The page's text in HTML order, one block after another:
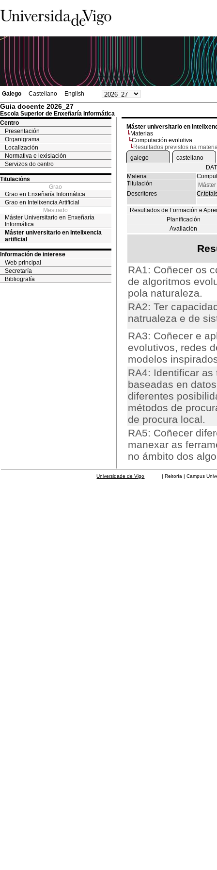
Galego Castellano English
Guia docente 2026_27
Escola Superior de Enxeñaría Informática
Centro
Presentación
Organigrama
Localización
Normativa e lexislación
Servizos do centro
Titulacións
Grao
Grao en Enxeñaría Informática
Grao en Intelixencia Artificial
Mestrado
Máster Universitario en Enxeñaría
Informática
Máster universitario en Intelixencia
artificial
Información de interese
Web principal
Secretaría
Bibliografía
Máster universitario en
Materias
Computación evolutiva
Resultados previstos na
galego
castellano
Materia
Titulación
Descritores
Resultados de Formación e
Planificación
Avaliación
RA1: Coñecer os
de algoritmos
pola naturaleza.
RA2: Ter
natrualeza e de
RA3: Coñecer e
evolutivos, redes
modelos
RA4: Identificar
baseadas en
diferentes
métodos de
de procura local.
RA5: Coñecer
manexar as
no ámbito dos
Universidade de Vigo | Reitoría | Campus